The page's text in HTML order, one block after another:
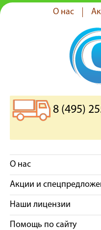
О нас
8 (495)
О нас
Акции и
Наши лицензии
Помощь по сайту